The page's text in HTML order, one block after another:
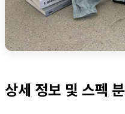
상세 정보 및 스펙